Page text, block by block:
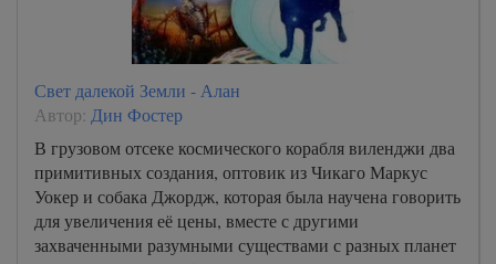
Свет далекой Земли - Алан
Автор: Дин Фостер
В грузовом отсеке космического корабля виленджи два
примитивных создания, оптовик из Чикаго Маркус
Уокер и собака Джордж, которая была научена говорить
для увеличения её цены, вместе с другими
захваченными разумными существами с разных планет